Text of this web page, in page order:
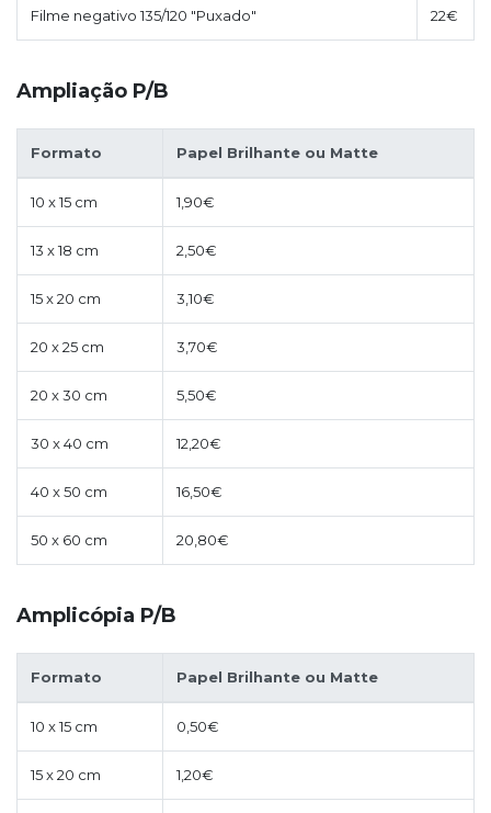
Filme negativo 135/120 "Puxado" 22€
Ampliação P/B
Formato Papel Brilhante ou Matte
10 x 15 cm 1,90€
13 x 18 cm 2,50€
15 x 20 cm 3,10€
20 x 25 cm 3,70€
20 x 30 cm 5,50€
30 x 40 cm 12,20€
40 x 50 cm 16,50€
50 x 60 cm 20,80€
Amplicópia P/B
Formato Papel Brilhante ou Matte
10 x 15 cm 0,50€
15 x 20 cm 1,20€